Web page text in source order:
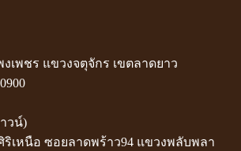
เพชร แขวงจตุจักร เขตลาดยาว
วน์)
ริเหนือ ซอยลาดพร้าว94 แขวงพลับพลา